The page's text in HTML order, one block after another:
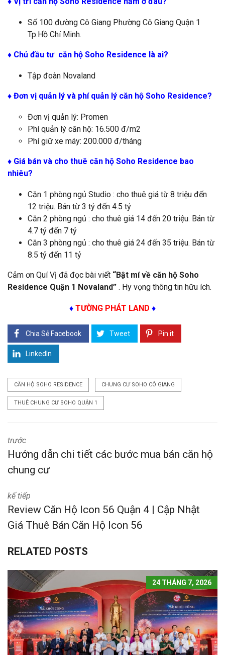
Số 100 đường Cô Giang Phường Cô Giang Quận 1
Tp.Hồ Chí Minh.
♦ Chủ đầu tư căn hộ Soho Residence là ai?
Tập đoàn Novaland
♦ Đơn vị quản lý và phí quản lý căn hộ Soho Residence?
Đơn vị quản lý: Promen
Phí quản lý căn hộ: 16.500 đ/m2
Phí giữ xe máy: 200.000 đ/tháng
♦ Giá bán và cho thuê căn hộ Soho Residence bao
nhiêu?
Căn 1 phòng ngủ Studio : cho thuê giá từ 8 triệu đến
12 triệu. Bán từ 3 tỷ đến 4.5 tỷ
Căn 2 phòng ngủ : cho thuê giá 14 đến 20 triệu. Bán từ
4.7 tỷ đến 7 tỷ
Căn 3 phòng ngủ : cho thuê giá 24 đến 35 triệu. Bán từ
8.5 tỷ đến 11 tỷ
Cảm ơn Quí Vị đã đọc bài viết “Bật mí về căn hộ Soho
Residence Quận 1 Novaland” . Hy vọng thông tin hữu ích.
♦ TƯỜNG PHÁT LAND ♦
Chia Sẻ Facebook Tweet Pin it
LinkedIn
CĂN HỘ SOHO RESIDENCE CHUNG CƯ SOHO CÔ GIANG
THUÊ CHUNG CƯ SOHO QUẬN 1
trước
Hướng dẫn chi tiết các bước mua bán căn hộ
chung cư
kế tiếp
Review Căn Hộ Icon 56 Quận 4 | Cập Nhật
Giá Thuê Bán Căn Hộ Icon 56
RELATED POSTS
24 THÁNG 7, 2026